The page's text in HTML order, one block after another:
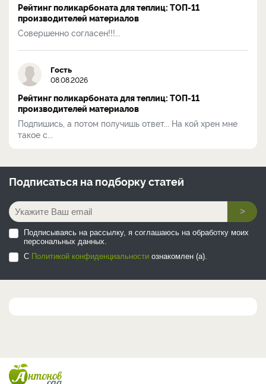
Рейтинг поликарбоната для теплиц: ТОП-11
производителей материалов
Совершенно согласен!!!...
Гость
08.08.2026
Рейтинг поликарбоната для теплиц: ТОП-11
производителей материалов
Подпишись, а потом получишь ответ... На кой хрен мне
такое с...
Подписаться на подборку статей
>
Подписываясь на рассылку, я соглашаюсь на обработку моих
персональных данных.
С Политикой конфиденциальности ознакомлен (а).